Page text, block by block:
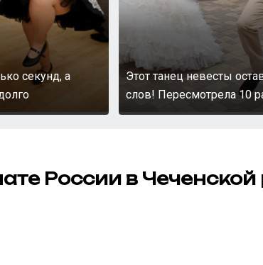
секунд, а
Этот танец невесты
слов! Пересмотрела 10
России в